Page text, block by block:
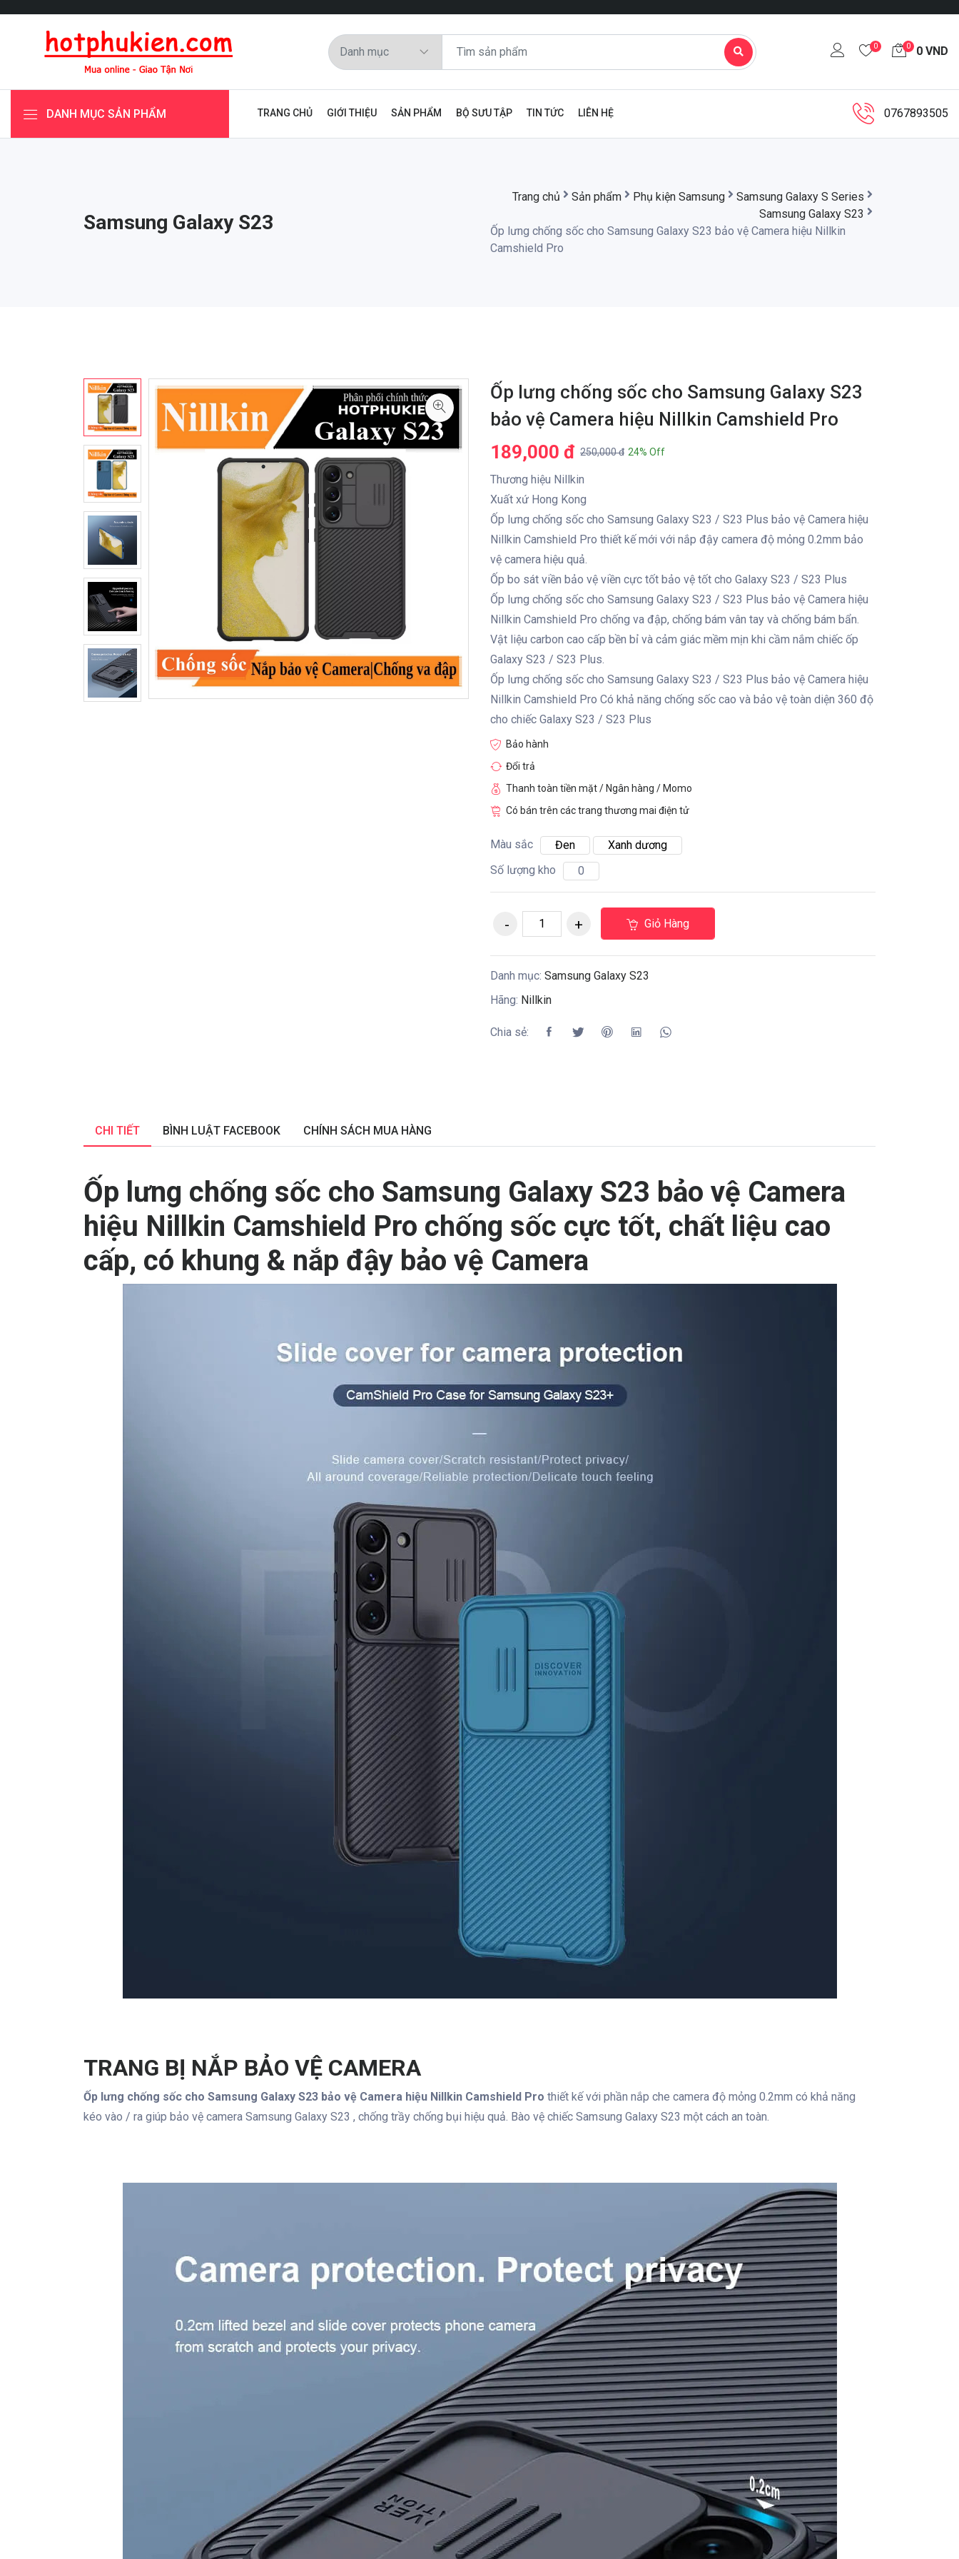
0 0 0 VND
DANH MỤC SẢN PHẨM TRANG CHỦ GIỚI THIỆU SẢN PHẨM BỘ SƯU TẬP TIN TỨC LIÊN HỆ 0767893505
Samsung Galaxy S23
Trang chủ Sản phẩm Phụ kiện Samsung
Samsung Galaxy S Series
Samsung Galaxy S23
Ốp lưng chống sốc cho Samsung Galaxy S23 bảo vệ Camera hiệu Nillkin
Camshield Pro
Ốp lưng chống sốc cho Samsung Galaxy S23
bảo vệ Camera hiệu Nillkin Camshield Pro
189,000 đ 250,000 đ 24% Off
Thương hiệu Nillkin
Xuất xứ Hong Kong
Ốp lưng chống sốc cho Samsung Galaxy S23 / S23 Plus bảo vệ Camera hiệu
Nillkin Camshield Pro thiết kế mới với nắp đậy camera độ mỏng 0.2mm bảo
vệ camera hiệu quả.
Ốp bo sát viền bảo vệ viền cực tốt bảo vệ tốt cho Galaxy S23 / S23 Plus
Ốp lưng chống sốc cho Samsung Galaxy S23 / S23 Plus bảo vệ Camera hiệu
Nillkin Camshield Pro chống va đập, chống bám vân tay và chống bám bẩn.
Vật liệu carbon cao cấp bền bỉ và cảm giác mềm mịn khi cầm nắm chiếc ốp
Galaxy S23 / S23 Plus.
Ốp lưng chống sốc cho Samsung Galaxy S23 / S23 Plus bảo vệ Camera hiệu
Nillkin Camshield Pro Có khả năng chống sốc cao và bảo vệ toàn diện 360 độ
cho chiếc Galaxy S23 / S23 Plus
Bảo hành
Đổi trả
Thanh toàn tiền mặt / Ngân hàng / Momo
Có bán trên các trang thương mai điện tử
Màu sắc Đen
Xanh dương
Số lượng kho
0
Giỏ Hàng
Danh mục: Samsung Galaxy S23
Hãng: Nillkin
Chia sẻ:
CHI TIẾT BÌNH LUẬT FACEBOOK CHÍNH SÁCH MUA HÀNG
Ốp lưng chống sốc cho Samsung Galaxy S23 bảo vệ Camera
hiệu Nillkin Camshield Pro chống sốc cực tốt, chất liệu cao
cấp, có khung & nắp đậy bảo vệ Camera
TRANG BỊ NẮP BẢO VỆ CAMERA
Ốp lưng chống sốc cho Samsung Galaxy S23 bảo vệ Camera hiệu Nillkin Camshield Pro thiết kế với phần nắp che camera độ mỏng 0.2mm có khả năng
kéo vào / ra giúp bảo vệ camera Samsung Galaxy S23 , chống trầy chống bụi hiệu quả. Bào vệ chiếc Samsung Galaxy S23 một cách an toàn.